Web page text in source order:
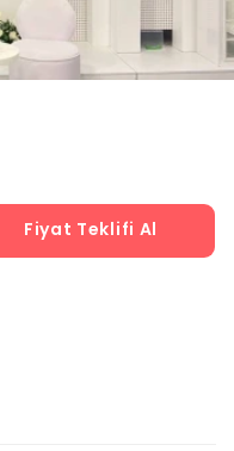
Fiyat Teklifi Al